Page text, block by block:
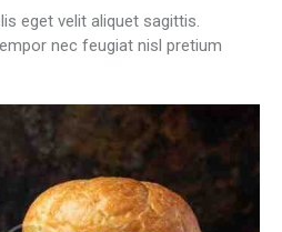
eget velit aliquet sagittis.
nec feugiat nisl pretium